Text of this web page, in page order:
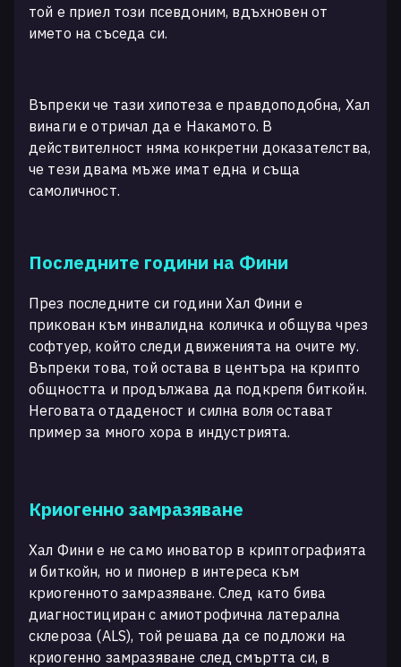
той е приел този псевдоним, вдъхновен от
името на съседа си.
Въпреки че тази хипотеза е правдоподобна, Хал
винаги е отричал да е Накамото. В
действителност няма конкретни доказателства,
че тези двама мъже имат една и съща
самоличност.
Последните години на Фини
През последните си години Хал Фини е
прикован към инвалидна количка и общува чрез
софтуер, който следи движенията на очите му.
Въпреки това, той остава в центъра на крипто
общността и продължава да подкрепя биткойн.
Неговата отдаденост и силна воля остават
пример за много хора в индустрията.
Криогенно замразяване
Хал Фини е не само иноватор в криптографията
и биткойн, но и пионер в интереса към
криогенното замразяване. След като бива
диагностициран с амиотрофична латерална
склероза (ALS), той решава да се подложи на
криогенно замразяване след смъртта си, в